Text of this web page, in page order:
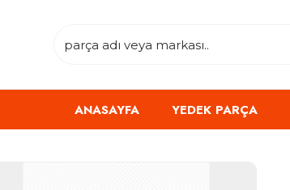
ANASAYFA YEDEK PARÇA